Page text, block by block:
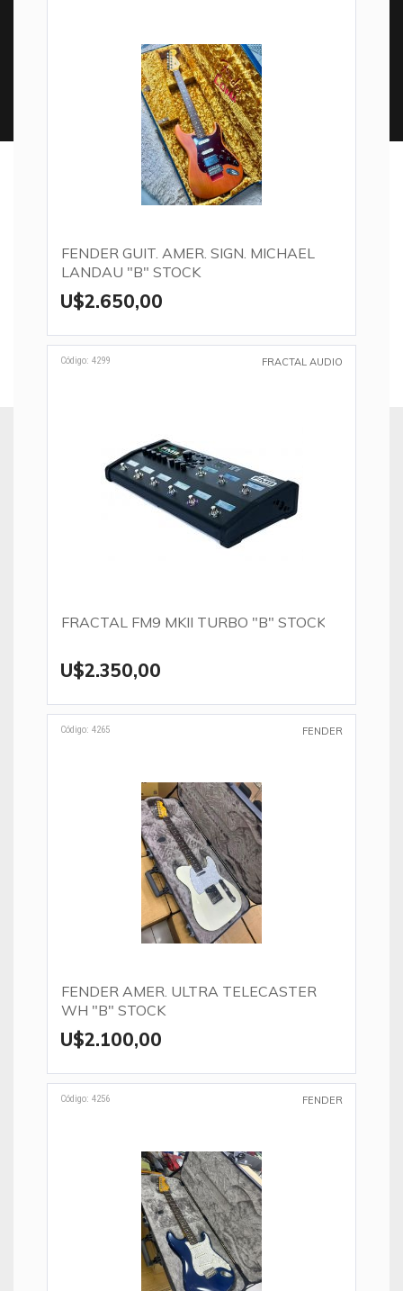
FENDER GUIT. AMER. SIGN. MICHAEL
LANDAU "B" STOCK
U$2.650,00
Código: 4299 FRACTAL AUDIO
FRACTAL FM9 MKII TURBO "B" STOCK
U$2.350,00
Código: 4265 FENDER
FENDER AMER. ULTRA TELECASTER
WH "B" STOCK
U$2.100,00
Código: 4256 FENDER